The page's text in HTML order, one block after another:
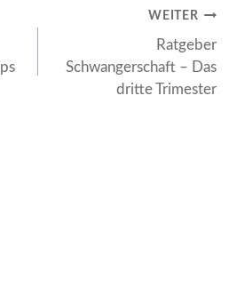
WEITER
Ratgeber
Schwangerschaft – Das
dritte Trimester